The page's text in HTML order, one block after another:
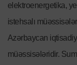
elektroenergetika,
istehsalı
Azərbaycan
müəssisələridir.